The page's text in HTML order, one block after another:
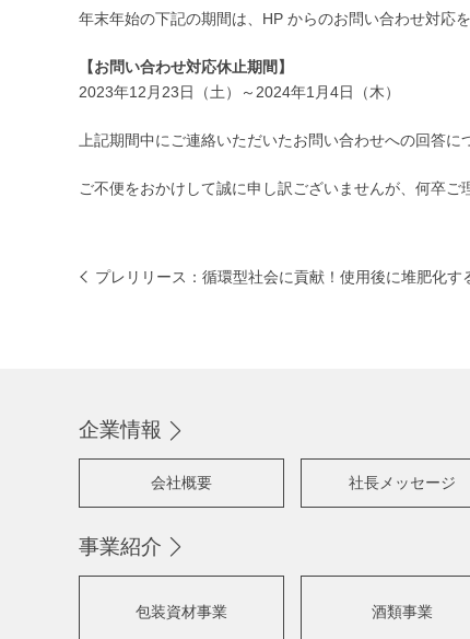
年末年始の下記の期間は、HP からのお問い合わせ対応
【お問い合わせ対応休止期間】
2023年12月23日（土）～2024年1月4日（木）
上記期間中にご連絡いただいたお問い合わせへの回答
ご不便をおかけして誠に申し訳ございませんが、何卒ご
プレリリース：循環型社会に貢献！使用後に堆肥化
企業情報
会社概要 社長メッセージ
事業紹介
包装資材事業 酒類事業